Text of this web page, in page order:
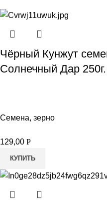
Чёрный Кунжут
Солнечный Дар 250г.
Семена, зерно
129,00 Р
КУПИТЬ